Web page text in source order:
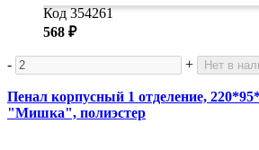
Код 354261
568 ₽
- + Нет в
Пенал корпусный 1 отделение,
"Мишка", полиэстер